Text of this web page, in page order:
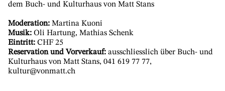
dem Buch- und Kulturhaus von Matt Stans
Moderation: Martina Kuoni
Musik: Oli Hartung, Mathias Schenk
Eintritt: CHF 25
Reservation und Vorverkauf: ausschliesslich über Buch- und
Kulturhaus von Matt Stans, 041 619 77 77,
kultur@vonmatt.ch